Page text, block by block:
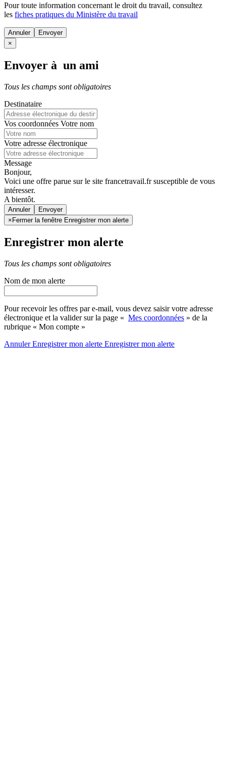
Pour toute information concernant le droit du travail, consultez
les fiches pratiques du Ministère du travail
Annuler
×
Envoyer à un ami
Tous les champs sont obligatoires
Destinataire
Vos coordonnées Votre nom
Votre adresse électronique
Message
Bonjour,
Voici une offre parue sur le site francetravail.fr susceptible de vous
intéresser.
A bientôt.
Annuler
× Fermer la fenêtre Enregistrer mon alerte
Enregistrer mon alerte
Tous les champs sont obligatoires
Nom de mon alerte
Pour recevoir les offres par e-mail, vous devez saisir votre adresse
électronique et la valider sur la page « Mes coordonnées » de la
rubrique « Mon compte »
AnnulerEnregistrer mon alerte Enregistrermon alerte